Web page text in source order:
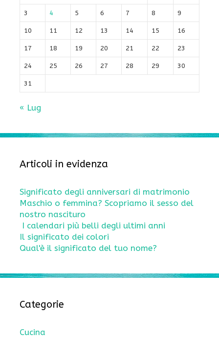
3 4 5 6 7 8 9
10 11 12 13 14 15 16
17 18 19 20 21 22 23
24 25 26 27 28 29 30
31
« Lug
Articoli in evidenza
Significato degli anniversari di matrimonio
Maschio o femmina? Scopriamo il sesso del
nostro nascituro
I calendari più belli degli ultimi anni
Il significato dei colori
Qual'è il significato del tuo nome?
Categorie
Cucina